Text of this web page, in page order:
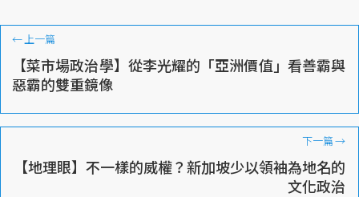
← 上一篇
【菜市場政治學】從李光耀的「亞洲價值」看善霸與
惡霸的雙重鏡像
下一篇→
【地理眼】不一樣的威權？新加坡少以領袖為地名的
文化政治